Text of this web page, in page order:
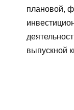
плановой,
выпускной